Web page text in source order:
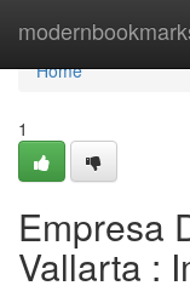
Home
Home
1
Empresa
Vallarta :